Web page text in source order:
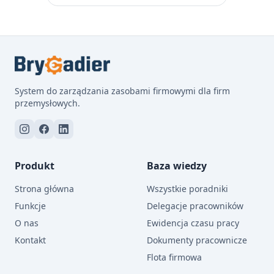
System do zarządzania zasobami firmowymi dla firm
przemysłowych.
Produkt
Strona główna
Funkcje
O nas
Kontakt
Baza wiedzy
Wszystkie poradniki
Delegacje pracowników
Ewidencja czasu pracy
Dokumenty pracownicze
Flota firmowa